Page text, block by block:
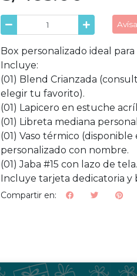
Box personalizado ideal
Incluye:
(01) Blend Crianzada
elegir tu favorito).
(01) Lapicero en estuche
(01) Libreta mediana
(01) Vaso térmico
personalizado con nombre.
(01) Jaba #15 con lazo de tela.
Incluye tarjeta dedicatoria y
Compartir en: